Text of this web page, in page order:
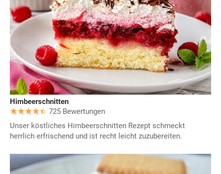
Himbeerschnitten
725 Bewertungen
Unser köstliches Himbeerschnitten Rezept schmeckt
herrlich erfrischend und ist recht leicht zuzubereiten.